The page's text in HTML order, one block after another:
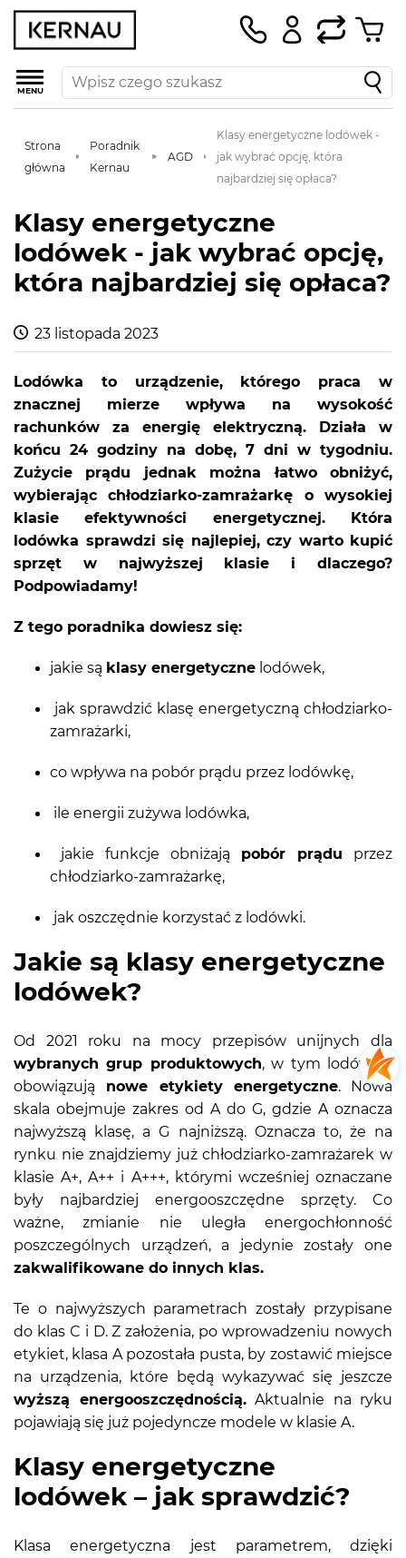
MENU
Strona
główna
Poradnik
Kernau
AGD
Klasy energetyczne lodówek -
jak wybrać opcję, która
najbardziej się opłaca?
Klasy energetyczne
lodówek - jak wybrać opcję,
która najbardziej się opłaca?
23 listopada 2023
Lodówka to urządzenie, którego praca w
znacznej mierze wpływa na wysokość
rachunków za energię elektryczną. Działa w
końcu 24 godziny na dobę, 7 dni w tygodniu.
Zużycie prądu jednak można łatwo obniżyć,
wybierając chłodziarko-zamrażarkę o wysokiej
klasie efektywności energetycznej. Która
lodówka sprawdzi się najlepiej, czy warto kupić
sprzęt w najwyższej klasie i dlaczego?
Podpowiadamy!
Z tego poradnika dowiesz się:
jakie są klasy energetyczne lodówek,
jak sprawdzić klasę energetyczną chłodziarko-
zamrażarki,
co wpływa na pobór prądu przez lodówkę,
ile energii zużywa lodówka,
jakie funkcje obniżają pobór prądu przez
chłodziarko-zamrażarkę,
jak oszczędnie korzystać z lodówki.
Jakie są klasy energetyczne
lodówek?
Od 2021 roku na mocy przepisów unijnych dla
wybranych grup produktowych, w tym lodówek,
obowiązują nowe etykiety energetyczne. Nowa
skala obejmuje zakres od A do G, gdzie A oznacza
najwyższą klasę, a G najniższą. Oznacza to, że na
rynku nie znajdziemy już chłodziarko-zamrażarek w
klasie A+, A++ i A+++, którymi wcześniej oznaczane
były najbardziej energooszczędne sprzęty. Co
ważne, zmianie nie uległa energochłonność
poszczególnych urządzeń, a jedynie zostały one
zakwalifikowane do innych klas.
Te o najwyższych parametrach zostały przypisane
do klas C i D. Z założenia, po wprowadzeniu nowych
etykiet, klasa A pozostała pusta, by zostawić miejsce
na urządzenia, które będą wykazywać się jeszcze
wyższą energooszczędnością.Aktualnie na ryku
pojawiają się już pojedyncze modele w klasie A.
Klasy energetyczne
lodówek – jak sprawdzić?
Klasa energetyczna jest parametrem, dzięki